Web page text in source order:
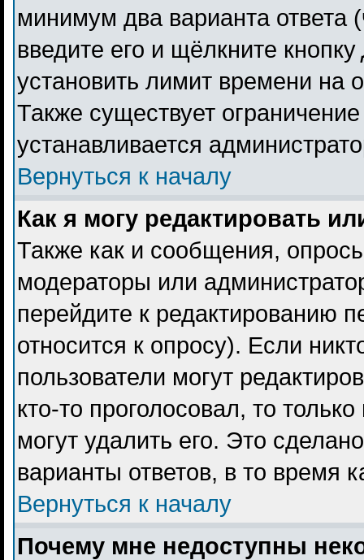
минимум два варианта ответа
введите его и щёлкните кнопку
установить лимит времени на
Также существует
устанавливается
Вернуться к началу
Как я могу редактировать
Также как и сообщения,
модераторы или
перейдите к редактированию
относится к опросу). Если
пользователи могут
кто-то проголосовал, то
могут удалить его. Это
варианты ответов, в то время
Вернуться к началу
Почему мне недоступны